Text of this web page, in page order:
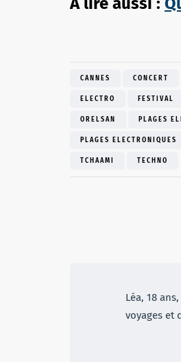
CANNES CONCERT
ELECTRO FESTIVAL
ORELSAN PLAGES
PLAGES ELECTRONIQUES
TCHAAMI TECHNO
Léa, 18
voyages et